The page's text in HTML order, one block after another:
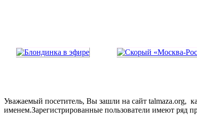
Уважаемый посетитель, Вы зашли на сайт talmaza.org,
именем.Зарегистрированные пользователи имеют ряд